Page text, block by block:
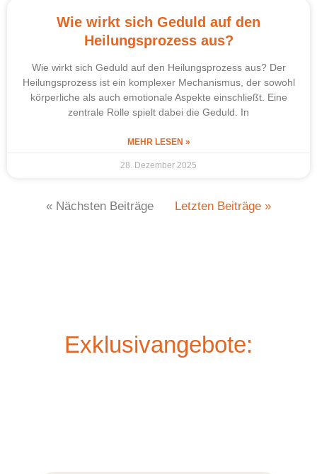
Wie wirkt sich Geduld auf den
Heilungsprozess aus?
Wie wirkt sich Geduld auf den Heilungsprozess aus? Der
Heilungsprozess ist ein komplexer Mechanismus, der sowohl
körperliche als auch emotionale Aspekte einschließt. Eine
zentrale Rolle spielt dabei die Geduld. In
MEHR LESEN »
28. Dezember 2025
« Nächsten Beiträge Letzten Beiträge »
Exklusivangebote: